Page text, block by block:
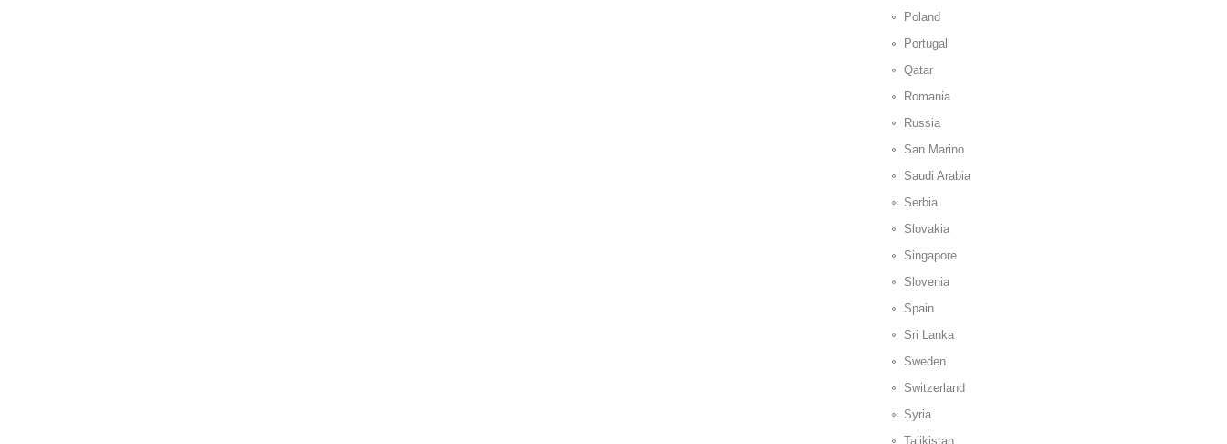
Poland
Portugal
Qatar
Romania
Russia
San Marino
Saudi Arabia
Serbia
Slovakia
Singapore
Slovenia
Spain
Sri Lanka
Sweden
Switzerland
Syria
Tajikistan